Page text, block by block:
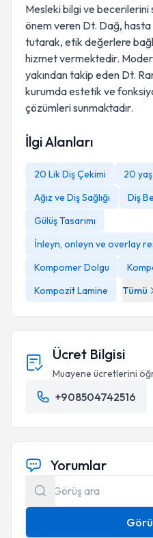
Mesleki bilgi ve
önem veren Dt. Dağ,
tutarak, etik değerlere
hizmet vermektedir.
yakından takip eden Dt.
kurumda estetik ve
çözümleri sunmaktadır.
İlgi Alanları
20 Lik Diş Çekimi
20
Ağız ve Diş Sağlığı
Diş
Gülüş Tasarımı
İnleyn, onleyn ve overlay
Kompomer Dolgu
Kompozit Lamine
Tümü
Ücret Bilgisi
Muayene ücretlerini
+908504742516
Yorumlar